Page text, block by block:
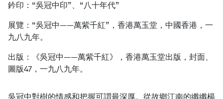
鈐印：“吳冠中印”、“八十年代”
展覽：“吳冠中——萬紫千紅”，香港萬玉堂，中國香港，一
九八九年。
出版：《吳冠中——萬紫千紅》，香港萬玉堂出版，封面、
圖版47，一九八九年。
吳冠中對樹的情感和把握可謂最深厚。從故鄉江南的纖纖楊